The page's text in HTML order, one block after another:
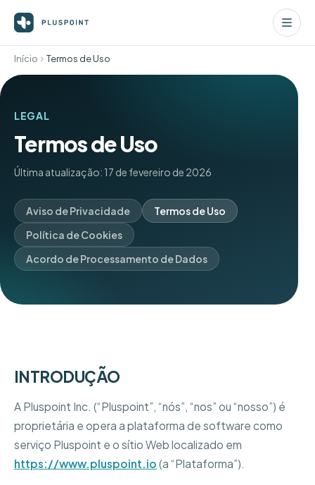
Início Termos de Uso
LEGAL
Termos de Uso
Última atualização: 17 de fevereiro de 2026
Aviso de Privacidade
Termos de Uso
Política de Cookies
Acordo de Processamento de Dados
INTRODUÇÃO
A Pluspoint Inc. (“Pluspoint”, “nós”, “nos” ou “nosso”) é
proprietária e opera a plataforma de software como
serviço Pluspoint e o sítio Web localizado em
https://www.pluspoint.io (a “Plataforma”).